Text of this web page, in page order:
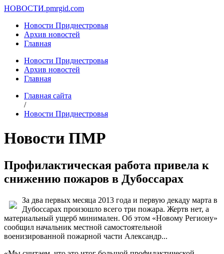
НОВОСТИ.pmrgid.com
Новости Приднестровья
Архив новостей
Главная
Новости Приднестровья
Архив новостей
Главная
Главная сайта
/
Новости Приднестровья
Новости ПМР
Профилактическая работа привела к
снижению пожаров в Дубоссарах
За два первых месяца 2013 года и первую декаду марта в
Дубоссарах произошло всего три пожара. Жертв нет, а
материальный ущерб минимален. Об этом «Новому Региону»
сообщил начальник местной самостоятельной
военизированной пожарной части Александр...